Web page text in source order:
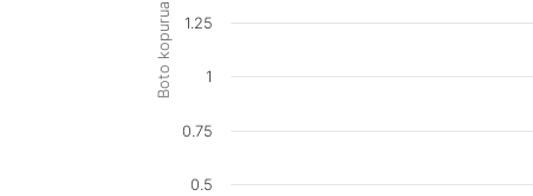
Boto kopurua
0.5
0.75
1
1.25